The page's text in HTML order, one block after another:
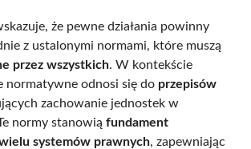
że pewne działania powinny
z ustalonymi normami, które muszą
przez wszystkich. W kontekście
normatywne odnosi się do przepisów
zachowanie jednostek w
normy stanowią fundament
systemów prawnych, zapewniając